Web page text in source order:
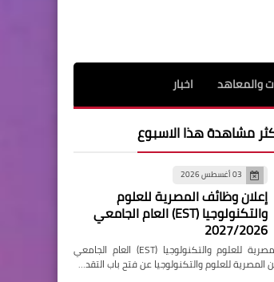
والمعاهد اخبار
مشاهدة هذا الاسبوع
03 أغسطس 2026
إعلان وظائف المصرية للعلوم
والتكنولوجيا (EST) العام الجامعي
2027/2026
إعلان وظائف المصرية للعلوم والتكنولوجيا (EST) العام الجامعي